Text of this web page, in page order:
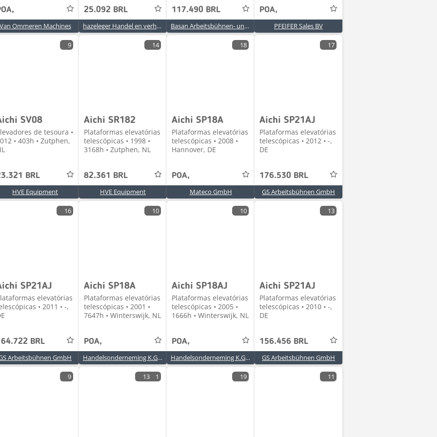
Ommeren Machines
25.092 BRL
hazeleger Handel en verhuur
117.490 BRL
Basan Arbeitsbühnen- und Baumaschinenhandel
POA,
PFEIFER Sales BV
9
SV08
de tesoura •
• 403h • Zutphen,
BRL
HVE Equipment
14
Aichi SR182
Plataformas elevatórias
telescópicas • 1998 •
3168h • Zutphen, NL
82.361 BRL
HVE Equipment
18
Aichi SP18A
Plataformas elevatórias
telescópicas • 2008 •
Hannover, DE
POA,
Mateco GmbH
17
Aichi SP21AJ
Plataformas elevatórias
telescópicas • 2012 • -,
DE
176.530 BRL
GS Arbeitsbühnen GmbH
16
SP21AJ
elevatórias
• 2011 • -,
BRL
Arbeitsbühnen GmbH
10
Aichi SP18A
Plataformas elevatórias
telescópicas • 2001 •
7647h • Winterswijk, NL
POA,
Handelsonderneming K.G. Weis
10
Aichi SP18AJ
Plataformas elevatórias
telescópicas • 2005 •
1666h • Winterswijk, NL
POA,
Handelsonderneming K.G. Weis
13
Aichi SP21AJ
Plataformas elevatórias
telescópicas • 2010 • -,
DE
156.456 BRL
GS Arbeitsbühnen GmbH
9 13 1 19 11